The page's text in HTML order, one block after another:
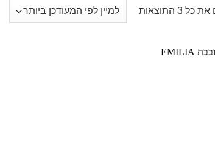
⁦3⁩ התוצאות
ממוין
לפי